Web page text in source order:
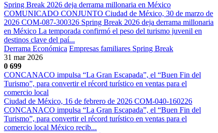
Spring Break 2026 deja derrama millonaria en México
COMUNICADO CONJUNTO Ciudad de México, 30 de marzo de
2026 COM-087-300326 Spring Break 2026 deja derrama millonaria
en México La temporada confirmó el peso del turismo juvenil en
destinos clave del paí...
Derrama Económica Empresas familiares Spring Break
31 mar 2026
0 699
CONCANACO impulsa “La Gran Escapada”, el “Buen Fin del
Turismo”, para convertir el récord turístico en ventas para el
comercio local
Ciudad de México, 16 de febrero de 2026 COM-040-160226
CONCANACO impulsa “La Gran Escapada”, el “Buen Fin del
Turismo”, para convertir el récord turístico en ventas para el
comercio local México recib...